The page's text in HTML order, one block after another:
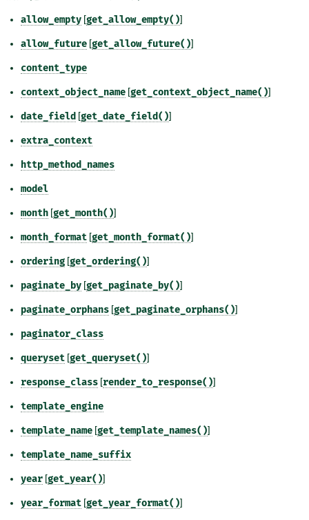
allow_empty [get_allow_empty()]
allow_future [get_allow_future()]
content_type
context_object_name [get_context_object_name()]
date_field [get_date_field()]
extra_context
http_method_names
model
month [get_month()]
month_format [get_month_format()]
ordering [get_ordering()]
paginate_by [get_paginate_by()]
paginate_orphans [get_paginate_orphans()]
paginator_class
queryset [get_queryset()]
response_class [render_to_response()]
template_engine
template_name [get_template_names()]
template_name_suffix
year [get_year()]
year_format [get_year_format()]